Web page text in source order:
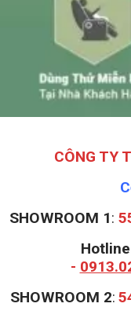
CÔNG TY
SHOWROOM 1:
-
SHOWROOM 2: